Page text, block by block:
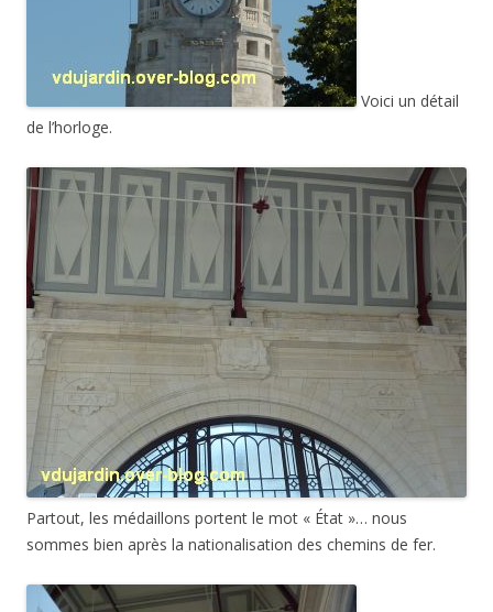
Voici un détail
de l’horloge.
Partout, les médaillons portent le mot « État »… nous
sommes bien après la nationalisation des chemins de fer.